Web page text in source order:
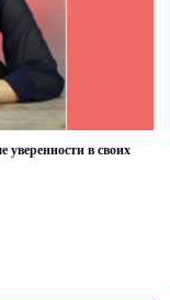
уверенности в своих